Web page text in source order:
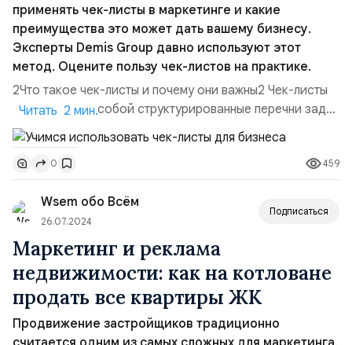
применять чек-листы в маркетинге и какие
преимущества это может дать вашему бизнесу.
Эксперты Demis Group давно используют этот
метод. Оцените пользу чек-листов на практике.
2Что такое чек-листы и почему они важны2 Чек-листы
представляют собой структурированные перечни задач
или этапов, которые необходимо выполнить или
проверить. Этот простой, но эффективный инструмент
помогает упорядочить сложные процессы, будь то
управление проектом, аудит или контроль качества. В
маркетинге чек-листы играют важную роль в
упрощении и коор...
Читать 2 мин.
0 459
Wsem обо Всём
26.07.2024
Подписаться
Маркетинг и реклама
недвижимости: как на котловане
продать все квартиры ЖК
Продвижение застройщиков традиционно